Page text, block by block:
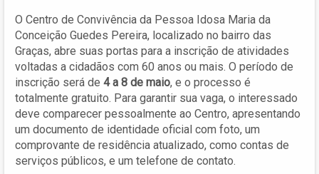
O Centro de Convivência da Pessoa Idosa Maria da
Conceição Guedes Pereira, localizado no bairro das
Graças, abre suas portas para a inscrição de atividades
voltadas a cidadãos com 60 anos ou mais. O período de
inscrição será de 4 a 8 de maio, e o processo é
totalmente gratuito. Para garantir sua vaga, o interessado
deve comparecer pessoalmente ao Centro, apresentando
um documento de identidade oficial com foto, um
comprovante de residência atualizado, como contas de
serviços públicos, e um telefone de contato.